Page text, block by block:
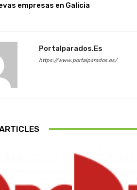
empresas en Galicia
Portalparados.es
https://www.portalparados.es/